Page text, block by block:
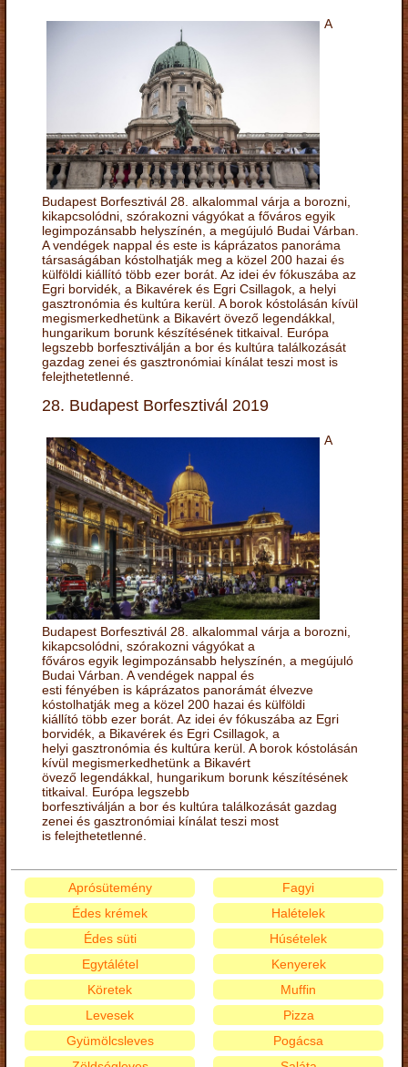
A
Budapest Borfesztivál 28. alkalommal várja a borozni,
kikapcsolódni, szórakozni vágyókat a főváros egyik
legimpozánsabb helyszínén, a megújuló Budai Várban.
A vendégek nappal és este is káprázatos panoráma
társaságában kóstolhatják meg a közel 200 hazai és
külföldi kiállító több ezer borát. Az idei év fókuszába az
Egri borvidék, a Bikavérek és Egri Csillagok, a helyi
gasztronómia és kultúra kerül. A borok kóstolásán kívül
megismerkedhetünk a Bikavért övező legendákkal,
hungarikum borunk készítésének titkaival. Európa
legszebb borfesztiválján a bor és kultúra találkozását
gazdag zenei és gasztronómiai kínálat teszi most is
felejthetetlenné.
28. Budapest Borfesztivál 2019
A
Budapest Borfesztivál 28. alkalommal várja a borozni,
kikapcsolódni, szórakozni vágyókat a
főváros egyik legimpozánsabb helyszínén, a megújuló
Budai Várban. A vendégek nappal és
esti fényében is káprázatos panorámát élvezve
kóstolhatják meg a közel 200 hazai és külföldi
kiállító több ezer borát. Az idei év fókuszába az Egri
borvidék, a Bikavérek és Egri Csillagok, a
helyi gasztronómia és kultúra kerül. A borok kóstolásán
kívül megismerkedhetünk a Bikavért
övező legendákkal, hungarikum borunk készítésének
titkaival. Európa legszebb
borfesztiválján a bor és kultúra találkozását gazdag
zenei és gasztronómiai kínálat teszi most
is felejthetetlenné.
Aprósütemény
Édes krémek
Édes süti
Egytálétel
Fagyi
Halételek
Húsételek
Kenyerek
Köretek
Levesek
Gyümölcsleves
Muffin
Pizza
Pogácsa